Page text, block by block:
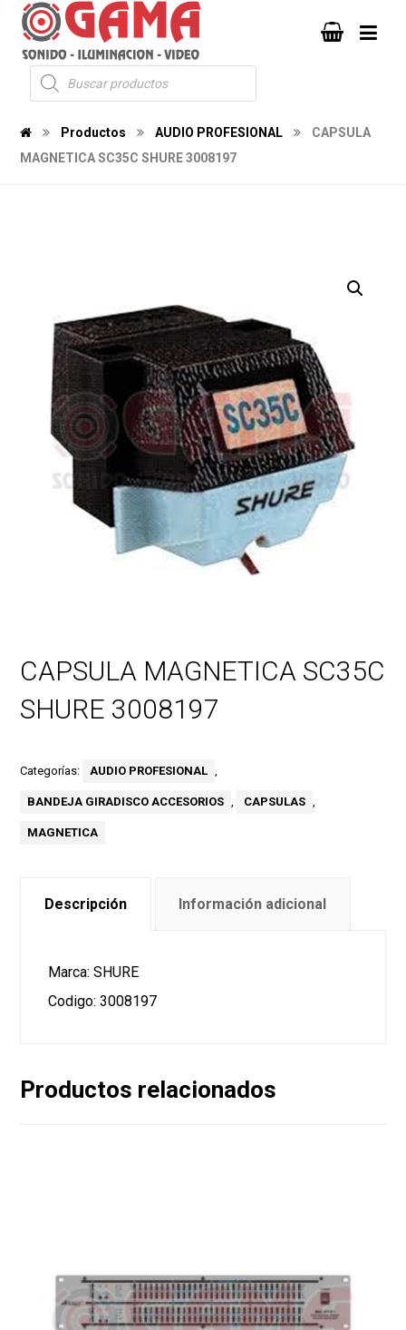
Productos AUDIO PROFESIONAL
CAPSULA
MAGNETICA SC35C SHURE 3008197
CAPSULA MAGNETICA SC35C
SHURE 3008197
Categorías: AUDIO PROFESIONAL ,
BANDEJA GIRADISCO ACCESORIOS , CAPSULAS ,
MAGNETICA
Descripción Información adicional
Marca: SHURE
Codigo: 3008197
Productos relacionados